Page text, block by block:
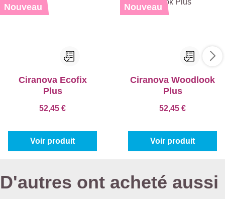
Nouveau
Ciranova Ecofix
Plus
52,45 €
Voir produit
Nouveau
Ciranova Woodlook
Plus
52,45 €
Voir produit
D'autres ont acheté aussi